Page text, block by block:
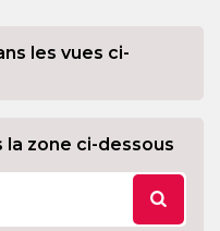
les vues ci-
la zone ci-dessous